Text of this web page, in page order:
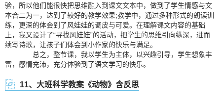
验，所以他们能很快把思维融入到课文文本中，做到了学生情感与文
本合二为一，达到了较好的教学效果;教学中，通过多种形式的朗读训
练，更深的体会到了风娃娃的调皮与可爱。在理解课文内容的基础
上，我又设计了“寻找风娃娃”的活动，把学生的思维引向纵深，进而
续写诗歌，让孩子们体会到小作家的快乐与满足。
总之，整节课，我以学生为主体，以兴趣引导，学生想象丰
富，感情充沛，充分体验到了语文学习的快乐。
11、大班科学教案《动物》含反思